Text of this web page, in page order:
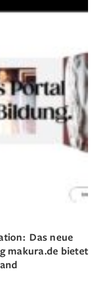
Das neue
makura.de bietet